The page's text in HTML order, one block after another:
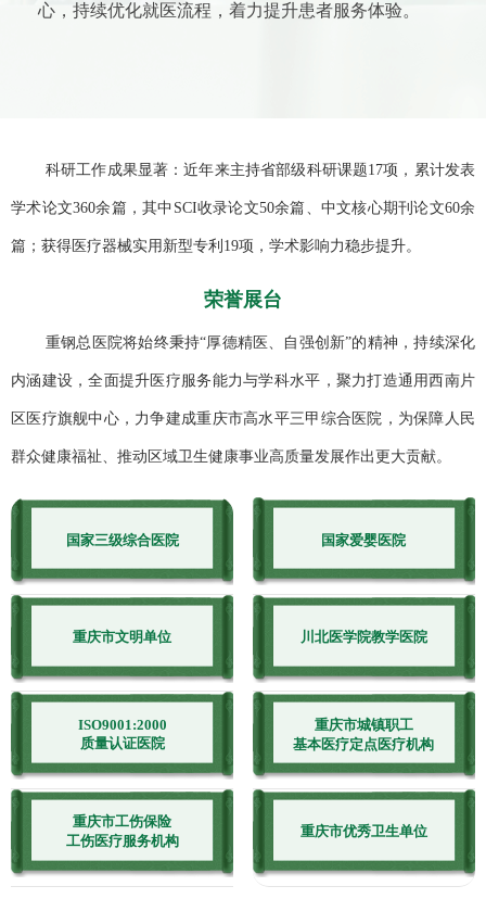
心，持续优化就医流程，着力提升患者服务体验。
科研工作成果显著：近年来主持省部级科研课题17项，累计发表
学术论文360余篇，其中SCI收录论文50余篇、中文核心期刊论文60余
篇；获得医疗器械实用新型专利19项，学术影响力稳步提升。
荣誉展台
重钢总医院将始终秉持“厚德精医、自强创新”的精神，持续深化
内涵建设，全面提升医疗服务能力与学科水平，聚力打造通用西南片
区医疗旗舰中心，力争建成重庆市高水平三甲综合医院，为保障人民
群众健康福祉、推动区域卫生健康事业高质量发展作出更大贡献。
国家三级综合医院 国家爱婴医院
重庆市文明单位 川北医学院教学医院
ISO9001:2000
质量认证医院
重庆市城镇职工
基本医疗定点医疗机构
重庆市工伤保险
工伤医疗服务机构
重庆市优秀卫生单位